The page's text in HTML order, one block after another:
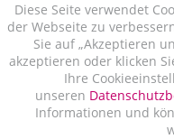
Diese Seite verwendet
der Webseite zu
Sie auf „Akzeptieren
akzeptieren oder klicken
Ihre
unseren
Informationen und